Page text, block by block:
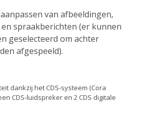
van afbeeldingen,
spraakberichten (er kunnen
geselecteerd om achter
afgespeeld).
dankzij het CDS-systeem (Cora
CDS-luidspreker en 2 CDS digitale